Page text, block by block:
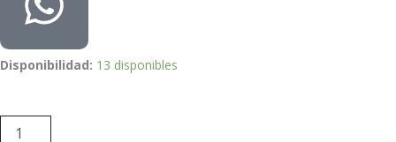
Disponibilidad: 13 disponibles
JATA
HCAR-
2501